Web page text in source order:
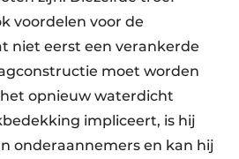
voordelen voor de
niet eerst een verankerde
moet worden
opnieuw waterdicht
impliceert, is hij
onderaannemers en kan hij